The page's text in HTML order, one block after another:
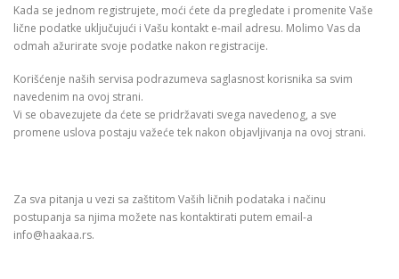
Kada se jednom registrujete, moći ćete da pregledate i promenite Vaše
lične podatke uključujući i Vašu kontakt e-mail adresu. Molimo Vas da
odmah ažurirate svoje podatke nakon registracije.
Korišćenje naših servisa podrazumeva saglasnost korisnika sa svim
navedenim na ovoj strani.
Vi se obavezujete da ćete se pridržavati svega navedenog, a sve
promene uslova postaju važeće tek nakon objavljivanja na ovoj strani.
Za sva pitanja u vezi sa zaštitom Vaših ličnih podataka i načinu
postupanja sa njima možete nas kontaktirati putem email-a
info@haakaa.rs.